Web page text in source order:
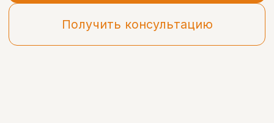
Тетрациклиновые зубы:
как проявляется